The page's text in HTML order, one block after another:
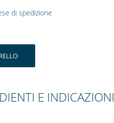
di spedizione
E INDICAZIONI